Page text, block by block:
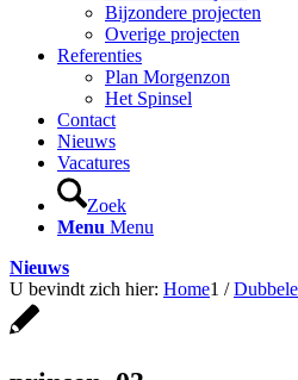
Bijzondere projecten
Overige projecten
Referenties
Plan Morgenzon
Het Spinsel
Contact
Nieuws
Vacatures
Zoek
Menu Menu
Nieuws
U bevindt zich hier: Home1 /